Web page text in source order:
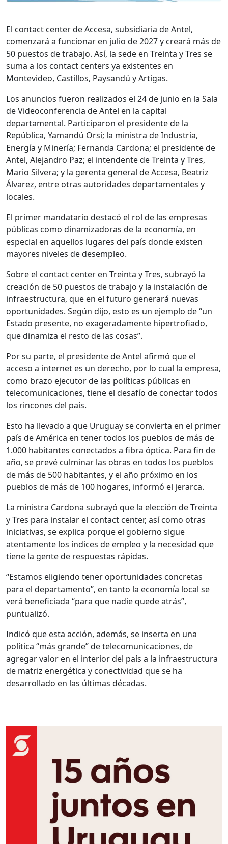
El contact center de Accesa, subsidiaria de Antel,
comenzará a funcionar en julio de 2027 y creará más de
50 puestos de trabajo. Así, la sede en Treinta y Tres se
suma a los contact centers ya existentes en
Montevideo, Castillos, Paysandú y Artigas.
Los anuncios fueron realizados el 24 de junio en la Sala
de Videoconferencia de Antel en la capital
departamental. Participaron el presidente de la
República, Yamandú Orsi; la ministra de Industria,
Energía y Minería; Fernanda Cardona; el presidente de
Antel, Alejandro Paz; el intendente de Treinta y Tres,
Mario Silvera; y la gerenta general de Accesa, Beatriz
Álvarez, entre otras autoridades departamentales y
locales.
El primer mandatario destacó el rol de las empresas
públicas como dinamizadoras de la economía, en
especial en aquellos lugares del país donde existen
mayores niveles de desempleo.
Sobre el contact center en Treinta y Tres, subrayó la
creación de 50 puestos de trabajo y la instalación de
infraestructura, que en el futuro generará nuevas
oportunidades. Según dijo, esto es un ejemplo de “un
Estado presente, no exageradamente hipertrofiado,
que dinamiza el resto de las cosas”.
Por su parte, el presidente de Antel afirmó que el
acceso a internet es un derecho, por lo cual la empresa,
como brazo ejecutor de las políticas públicas en
telecomunicaciones, tiene el desafío de conectar todos
los rincones del país.
Esto ha llevado a que Uruguay se convierta en el primer
país de América en tener todos los pueblos de más de
1.000 habitantes conectados a fibra óptica. Para fin de
año, se prevé culminar las obras en todos los pueblos
de más de 500 habitantes, y el año próximo en los
pueblos de más de 100 hogares, informó el jerarca.
La ministra Cardona subrayó que la elección de Treinta
y Tres para instalar el contact center, así como otras
iniciativas, se explica porque el gobierno sigue
atentamente los índices de empleo y la necesidad que
tiene la gente de respuestas rápidas.
“Estamos eligiendo tener oportunidades concretas
para el departamento”, en tanto la economía local se
verá beneficiada “para que nadie quede atrás”,
puntualizó.
Indicó que esta acción, además, se inserta en una
política “más grande” de telecomunicaciones, de
agregar valor en el interior del país a la infraestructura
de matriz energética y conectividad que se ha
desarrollado en las últimas décadas.